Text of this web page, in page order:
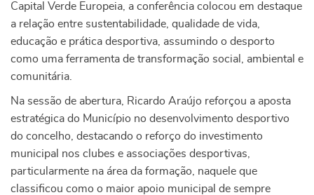
Capital Verde Europeia, a conferência colocou em destaque
a relação entre sustentabilidade, qualidade de vida,
educação e prática desportiva, assumindo o desporto
como uma ferramenta de transformação social, ambiental e
comunitária.
Na sessão de abertura, Ricardo Araújo reforçou a aposta
estratégica do Município no desenvolvimento desportivo
do concelho, destacando o reforço do investimento
municipal nos clubes e associações desportivas,
particularmente na área da formação, naquele que
classificou como o maior apoio municipal de sempre